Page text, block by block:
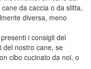
da caccia o da slitta,
diversa, meno
i consigli del
nostro cane, se
cibo cucinato da noi, o